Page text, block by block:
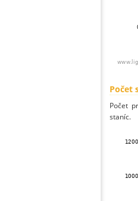
Počet
Počet
staníc.